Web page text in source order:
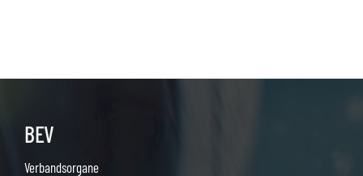
BEV
Verbandsorgane